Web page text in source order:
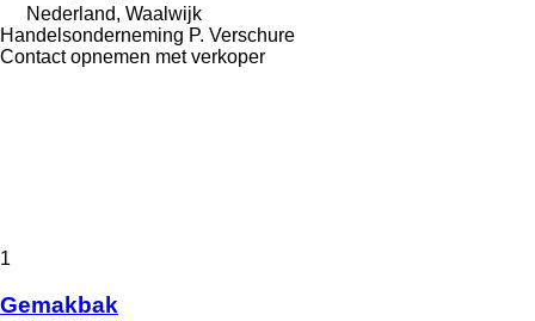
Nederland, Waalwijk
Handelsonderneming P. Verschure
Contact opnemen met verkoper
1
Gemakbak